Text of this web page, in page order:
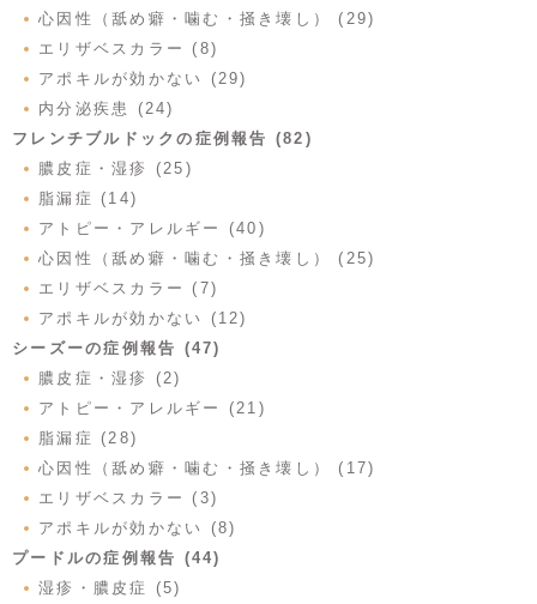
心因性（舐め癖・噛む・掻き壊し） (29)
エリザベスカラー (8)
アポキルが効かない (29)
内分泌疾患 (24)
フレンチブルドックの症例報告 (82)
膿皮症・湿疹 (25)
脂漏症 (14)
アトピー・アレルギー (40)
心因性（舐め癖・噛む・掻き壊し） (25)
エリザベスカラー (7)
アポキルが効かない (12)
シーズーの症例報告 (47)
膿皮症・湿疹 (2)
アトピー・アレルギー (21)
脂漏症 (28)
心因性（舐め癖・噛む・掻き壊し） (17)
エリザベスカラー (3)
アポキルが効かない (8)
プードルの症例報告 (44)
湿疹・膿皮症 (5)